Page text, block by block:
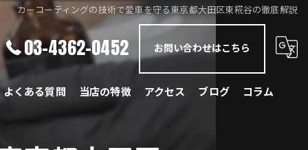
カーコーティングの技術で愛車を守る東京都大田区東糀谷の徹底解説
03-4362-0452 お問い合わせはこちら
よくある質問 当店の特徴 アクセス ブログ コラム